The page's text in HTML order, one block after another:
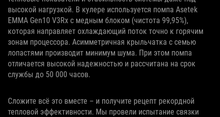
высокой нагрузкой. В кулере используется помпа Asetek
EMMA Gen10 V3Rx с медным блоком (чистота 99,95%),
которая направляет охлаждающий поток точно к горячим
зонам процессора. Асимметричная крыльчатка с семью
лопастями производит минимум шума. При этом помпа
отличается высокой надежностью и рассчитана на срок
службы до 50 000 часов.
Сложите всё это вместе – и получите рецепт рекордной
тепловой эффективности. Мы провели испытание связки